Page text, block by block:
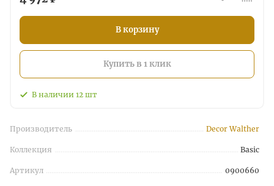
В корзину
Купить в 1 клик
В наличии 12 шт
Производитель Decor Walther
Коллекция Basic
Артикул 0900660